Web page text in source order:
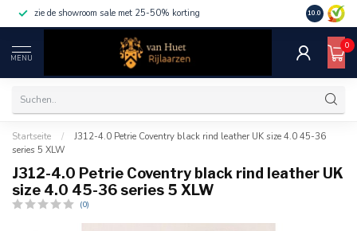
zie de showroom sale met 25-50% korting 10.0
MENU
0
Startseite /
J312-4.0 Petrie Coventry black rind leather UK size 4.0 45-36
series 5 XLW
J312-4.0 Petrie Coventry black rind leather UK
size 4.0 45-36 series 5 XLW
(0)